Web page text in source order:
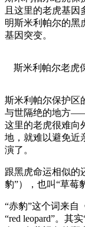
且这里的老虎基
明斯米利帕尔的黑
基因突变。
斯米利帕尔老虎
斯米利帕尔保护区
与世隔绝的地方
这里的老虎很难向
地，就难以避免
演了。
跟黑虎命运相似的
豹”），也叫“草莓
“赤豹”这个词来自
“red leopard”。其